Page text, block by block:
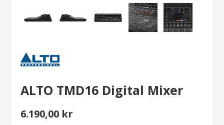
ALTO TMD16 Digital Mixer
6.190,00 kr